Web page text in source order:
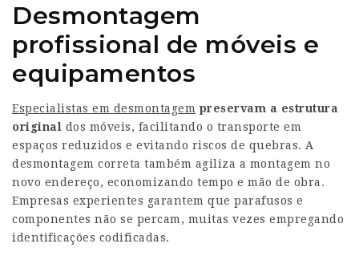
Desmontagem
profissional de móveis e
equipamentos
Especialistas em desmontagem preservam a estrutura
original dos móveis, facilitando o transporte em
espaços reduzidos e evitando riscos de quebras. A
desmontagem correta também agiliza a montagem no
novo endereço, economizando tempo e mão de obra.
Empresas experientes garantem que parafusos e
componentes não se percam, muitas vezes empregando
identificações codificadas.